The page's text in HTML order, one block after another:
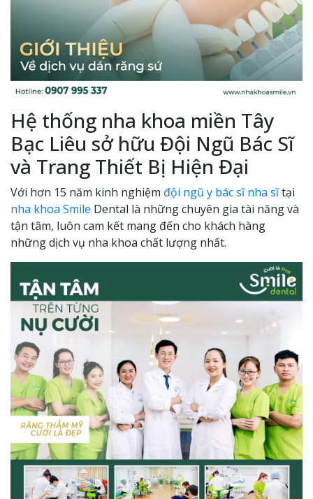
Hệ thống nha khoa miền Tây
Bạc Liêu sở hữu Đội Ngũ Bác Sĩ
và Trang Thiết Bị Hiện Đại
Với hơn 15 năm kinh nghiệm đội ngũ y bác sĩ nha sĩtại
nha khoa Smile Dental là những chuyên gia tài năng và
tận tâm, luôn cam kết mang đến cho khách hàng
những dịch vụ nha khoa chất lượng nhất.